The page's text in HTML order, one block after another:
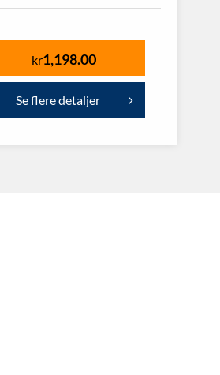
kr1,198.00
Se flere detaljer